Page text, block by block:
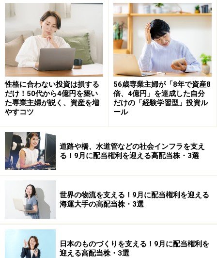
(次のページへ)
※記事内容は執筆時点のものです。最新の内容をご確認くださ
い。
本記事の内容は一般的な情報提供を目的としており、特定の金融
商品や投資行動を推奨するものではありません。
投資や資産運用に関する最終的なご判断はご自身の責任において
行ってください。
掲載情報の正確性・完全性については十分に配慮しております
が、その内容を保証するものではなく、これに基づく損失・損害
などについて当社は一切の責任を負いません。
最新の情報や詳細については、必ず各金融機関やサービス提供者
1/2 次のページへ
性格に合わない投資は損する
だけ！50代から4億円を築い
た専業主婦が説く、資産を増
やすコツ
56歳専業主婦が「8年で資産8
倍、4億円」を達成した自分
だけの「経験学習型」投資ル
ール
道路や橋、水道管などの社会インフラを支え
る！9月に配当権利を迎える高配当株・3選
世界の物流を支える！9月に配当権利を迎える
海運大手の高配当株・3選
日本のものづくりを支える！9月に配当権利を
迎える高配当株・3選